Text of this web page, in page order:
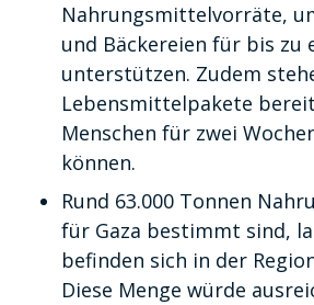
Nahrungsmittelvorräte,
und Bäckereien für bis zu
unterstützen. Zudem
Lebensmittelpakete
Menschen für zwei
können.
Rund 63.000 Tonnen
für Gaza bestimmt sind,
befinden sich in der
Diese Menge würde